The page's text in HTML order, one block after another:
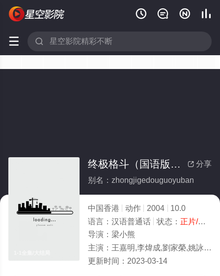
   
 
 分享
终极格斗（国语版）(全集)
别名：zhongjigedouguoyuban
中国香港 动作 2004
10.0
语言： 汉语普通话 状态： 正片/高清
导演： 梁小熊
主演： 王嘉明,李煒成,劉家榮,姚詠雯,汤镇业,彭慧君,金来群,梁小熊
更新时间： 2023-03-14